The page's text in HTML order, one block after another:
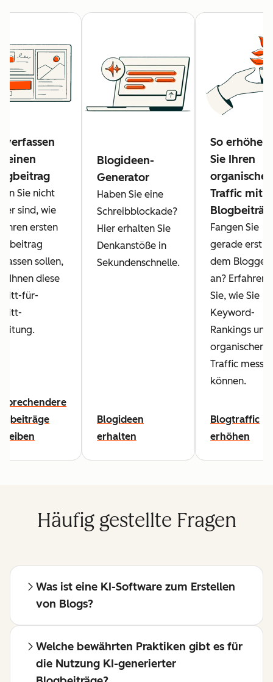
verfassen
einen
Sie nicht
sind, wie
Ihren ersten
sollen,
Ihnen diese
für-
Blogideen-
Generator
Haben Sie eine
Schreibblockade?
Hier erhalten Sie
Denkanstöße in
Sekundenschnelle.
Blogideen
erhalten
So erhöhen
Sie Ihren
organischen
Traffic mit
Fangen Sie
gerade erst
dem Bloggen
an? Erfahren
Sie, wie Sie
Keyword-
Rankings und
organischen
Traffic
können.
Blogtraffic
erhöhen
Häufig gestellte Fragen
Was ist eine KI-Software zum Erstellen
von Blogs?
Welche bewährten Praktiken gibt es für
die Nutzung KI-generierter